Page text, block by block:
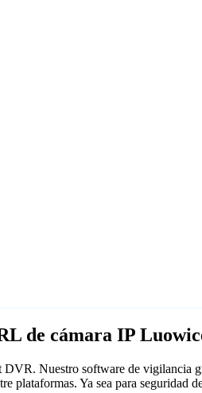
de cámara IP
Nuestro software de
plataformas. Ya sea para